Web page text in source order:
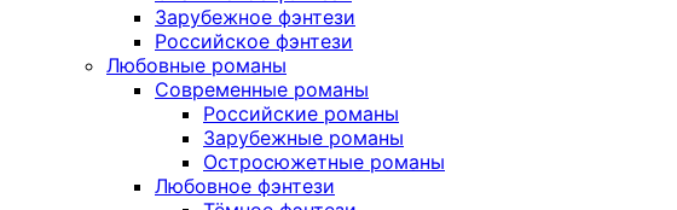
Зарубежное фэнтези
Российское фэнтези
Любовные романы
Современные романы
Российские романы
Зарубежные романы
Остросюжетные романы
Любовное фэнтези